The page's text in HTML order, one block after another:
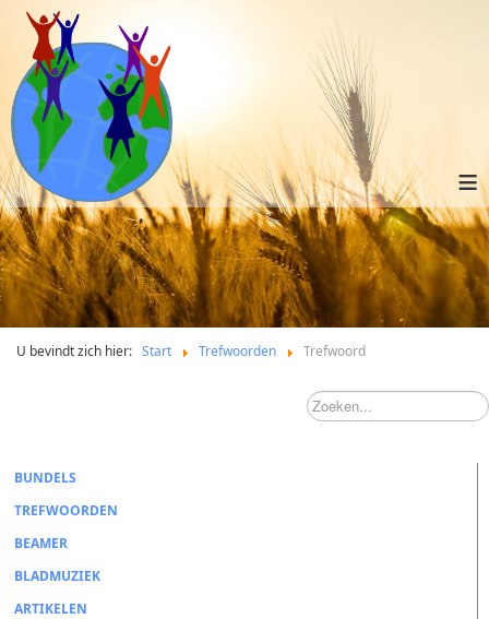
≡
U bevindt zich hier: Start Trefwoorden Trefwoord
BUNDELS
TREFWOORDEN
BEAMER
BLADMUZIEK
ARTIKELEN